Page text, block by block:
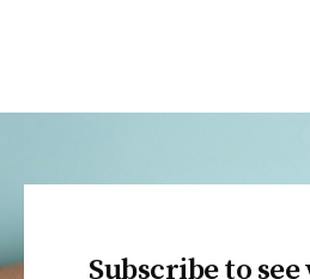
Subscribe to